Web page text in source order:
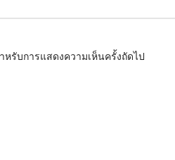
รับการแสดงความเห็นครั้งถัดไป